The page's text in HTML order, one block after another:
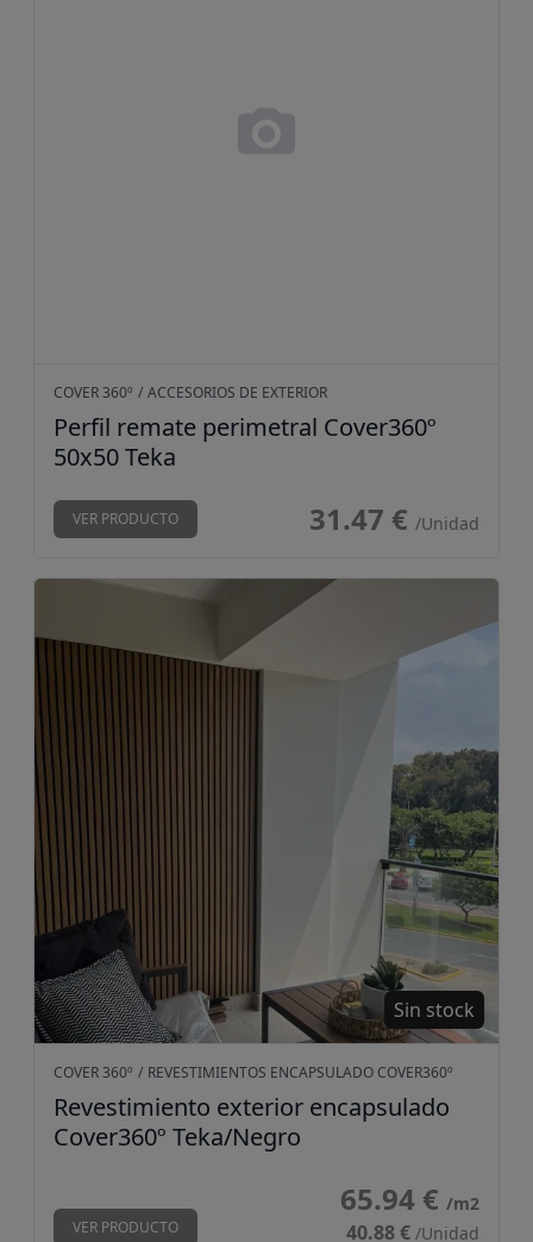
COVER 360º / ACCESORIOS DE EXTERIOR
Perfil remate perimetral Cover360º
50x50 Teka
VER PRODUCTO 31.47 € /Unidad
Revestimiento exterior encapsulado Cover360º Teka/
Sin stock
COVER 360º / REVESTIMIENTOS ENCAPSULADO COVER360º
Revestimiento exterior encapsulado
Cover360º Teka/Negro
VER PRODUCTO
65.94 € /m2
40.88 € /Unidad